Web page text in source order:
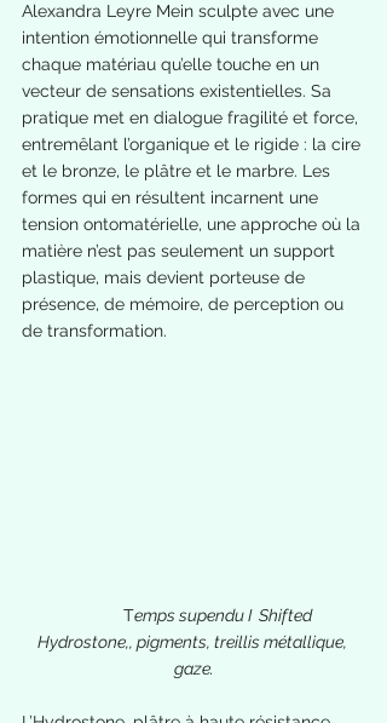
Alexandra Leyre Mein sculpte avec une
intention émotionnelle qui transforme
chaque matériau qu’elle touche en un
vecteur de sensations existentielles. Sa
pratique met en dialogue fragilité et force,
entremêlant l’organique et le rigide : la cire
et le bronze, le plâtre et le marbre. Les
formes qui en résultent incarnent une
tension ontomatérielle, une approche où la
matière n’est pas seulement un support
plastique, mais devient porteuse de
présence, de mémoire, de perception ou
de transformation.
Temps supendu I  Shifted
Hydrostone,, pigments, treillis métallique,
gaze.